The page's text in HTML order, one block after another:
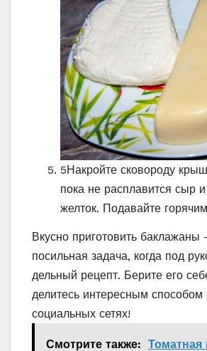
5Накройте сковороду
пока не расплавится сыр и
желток. Подавайте
Вкусно приготовить
посильная задача, когда под
дельный рецепт. Берите его
делитесь интересным способом
социальных сетях!
Смотрите также: Томатная